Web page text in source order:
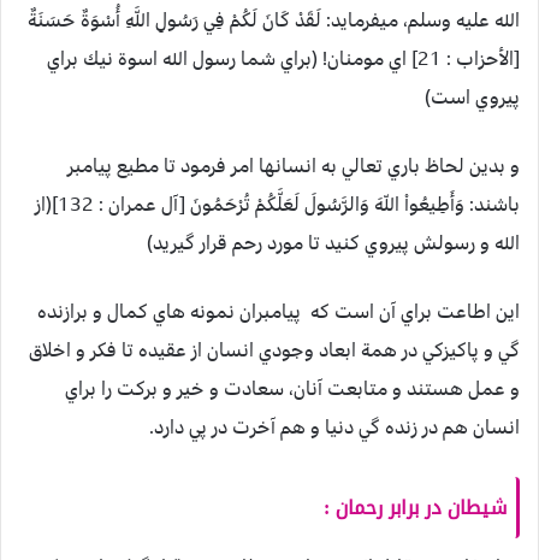
الله عليه وسلم، ميفرمايد: لَقَدْ كَانَ لَكُمْ فِي رَسُولِ اللَّهِ أُسْوَةٌ حَسَنَةٌ
[الأحزاب : 21] اي مومنان! (براي شما رسول الله اسوة نيك براي
پيروي است)
و بدين لحاظ باري تعالي به انسانها امر فرمود تا مطيع پيامبر
باشند: وَأَطِيعُواْ اللّهَ وَالرَّسُولَ لَعَلَّكُمْ تُرْحَمُونَ [آل عمران : 132](از
الله و رسولش پيروي كنيد تا مورد رحم قرار گيريد)
اين اطاعت براي آن است كه پيامبران نمونه هاي كمال و برازنده
گي و پاكيزكي در همة ابعاد وجودي انسان از عقيده تا فكر و اخلاق
و عمل هستند و متابعت آنان، سعادت و خير و بركت را براي
انسان هم در زنده گي دنيا و هم آخرت در پي دارد.
شيطان در برابر رحمان :